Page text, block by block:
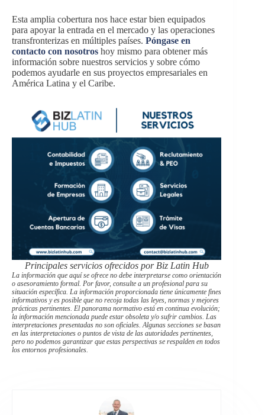
Esta amplia cobertura nos hace estar bien equipados
para apoyar la entrada en el mercado y las operaciones
transfronterizas en múltiples países. Póngase en
contacto con nosotros hoy mismo para obtener más
información sobre nuestros servicios y sobre cómo
podemos ayudarle en sus proyectos empresariales en
América Latina y el Caribe.
Principales servicios ofrecidos por Biz Latin Hub
La información que aquí se ofrece no debe interpretarse como orientación
o asesoramiento formal. Por favor, consulte a un profesional para su
situación específica. La información proporcionada tiene únicamente fines
informativos y es posible que no recoja todas las leyes, normas y mejores
prácticas pertinentes. El panorama normativo está en continua evolución;
la información mencionada puede estar obsoleta y/o sufrir cambios. Las
interpretaciones presentadas no son oficiales. Algunas secciones se basan
en las interpretaciones o puntos de vista de las autoridades pertinentes,
pero no podemos garantizar que estas perspectivas se respalden en todos
los entornos profesionales.